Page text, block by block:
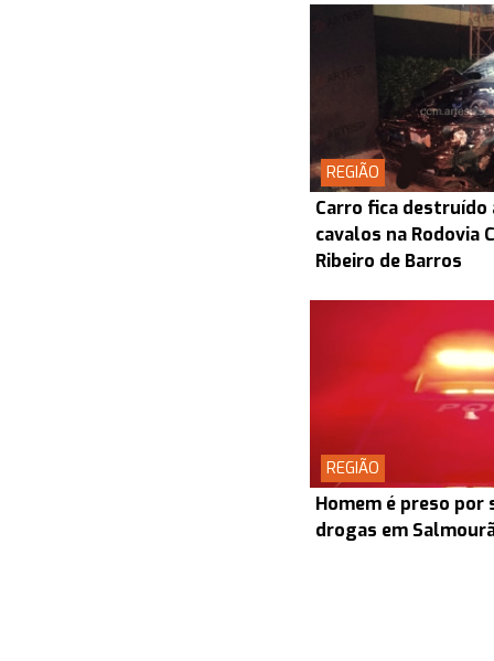
REGIÃO
Carro fica
cavalos na Rodovia
Ribeiro de Barros
REGIÃO
Homem é preso
drogas em